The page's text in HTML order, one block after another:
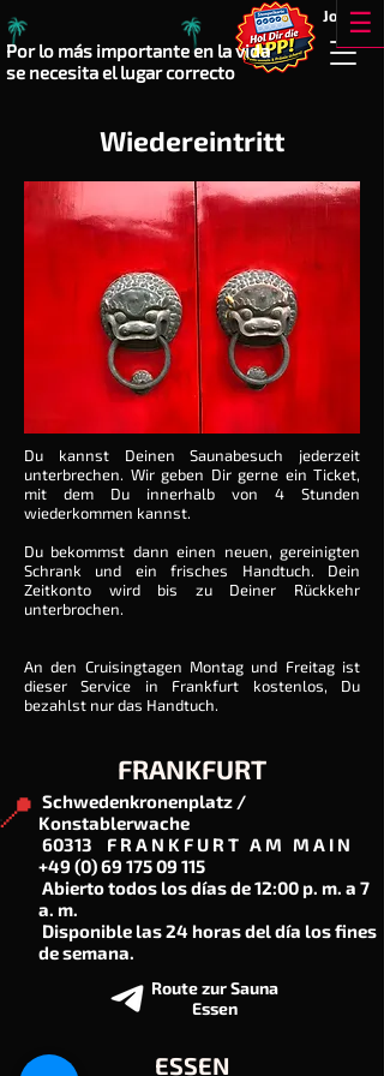
☰
Por lo más importante en la vida
se necesita el lugar correcto
Jobs!!
Wiedereintritt
Du kannst Deinen Saunabesuch jederzeit
unterbrechen. Wir geben Dir gerne ein Ticket,
mit dem Du innerhalb von 4 Stunden
wiederkommen kannst.
Du bekommst dann einen neuen, gereinigten
Schrank und ein frisches Handtuch. Dein
Zeitkonto wird bis zu Deiner Rückkehr
unterbrochen.
An den Cruisingtagen Montag und Freitag ist
dieser Service in Frankfurt kostenlos, Du
bezahlst nur das Handtuch.
FRANKFURT
Schwedenkronenplatz /
Konstablerwache
60313 F R A N K F U R T A M M A I N
+49 (0) 69 175 09 115
Abierto todos los días de 12:00 p. m. a 7
a. m.
Disponible las 24 horas del día los fines
de semana.
Route zur Sauna
Essen
ESSEN